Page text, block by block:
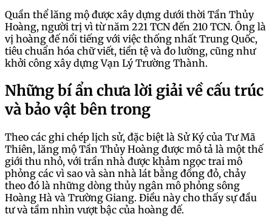
Quần thể lăng mộ được xây dựng dưới thời Tần Thủy
Hoàng, người trị vì từ năm 221 TCN đến 210 TCN. Ông là
vị hoàng đế nổi tiếng với việc thống nhất Trung Quốc,
tiêu chuẩn hóa chữ viết, tiền tệ và đo lường, cũng như
khởi công xây dựng Vạn Lý Trường Thành.
Những bí ẩn chưa lời giải về cấu trúc
và bảo vật bên trong
Theo các ghi chép lịch sử, đặc biệt là Sử Ký của Tư Mã
Thiên, lăng mộ Tần Thủy Hoàng được mô tả là một thế
giới thu nhỏ, với trần nhà được khảm ngọc trai mô
phỏng các vì sao và sàn nhà lát bằng đồng đỏ, chảy
theo đó là những dòng thủy ngân mô phỏng sông
Hoàng Hà và Trường Giang. Điều này cho thấy sự đầu
tư và tầm nhìn vượt bậc của hoàng đế.